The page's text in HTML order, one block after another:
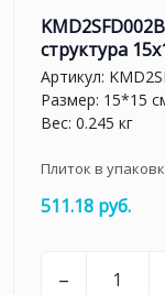
структура
Артикул:
Размер: 15*15
Вес: 0.245 кг
Плиток в
511.18 руб.
–